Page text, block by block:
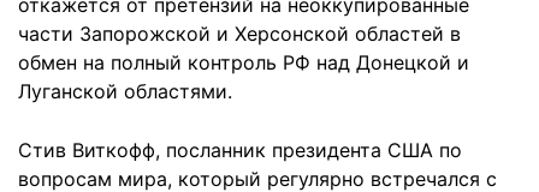
части Запорожской и Херсонской областей в
обмен на полный контроль РФ над Донецкой и
Луганской областями.
Стив Виткофф, посланник президента США по
вопросам мира, который регулярно встречался с